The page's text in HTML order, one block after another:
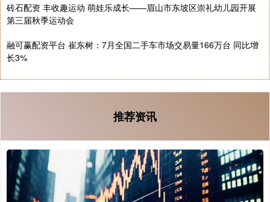
砖石配资 丰收趣运动 萌娃乐成长——眉山市东坡区崇礼幼儿园开展
第三届秋季运动会
融可赢配资平台 崔东树：7月全国二手车市场交易量166万台 同比增
长3%
推荐资讯